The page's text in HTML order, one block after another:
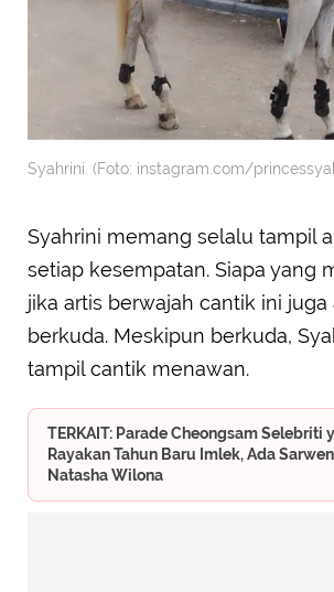
Syahrini. (Foto: instagram.com/
Syahrini memang selalu tampil
setiap kesempatan. Siapa yang
jika artis berwajah cantik ini juga
berkuda. Meskipun berkuda,
tampil cantik menawan.
TERKAIT: Parade Cheongsam Selebriti
Rayakan Tahun Baru Imlek, Ada
Natasha Wilona